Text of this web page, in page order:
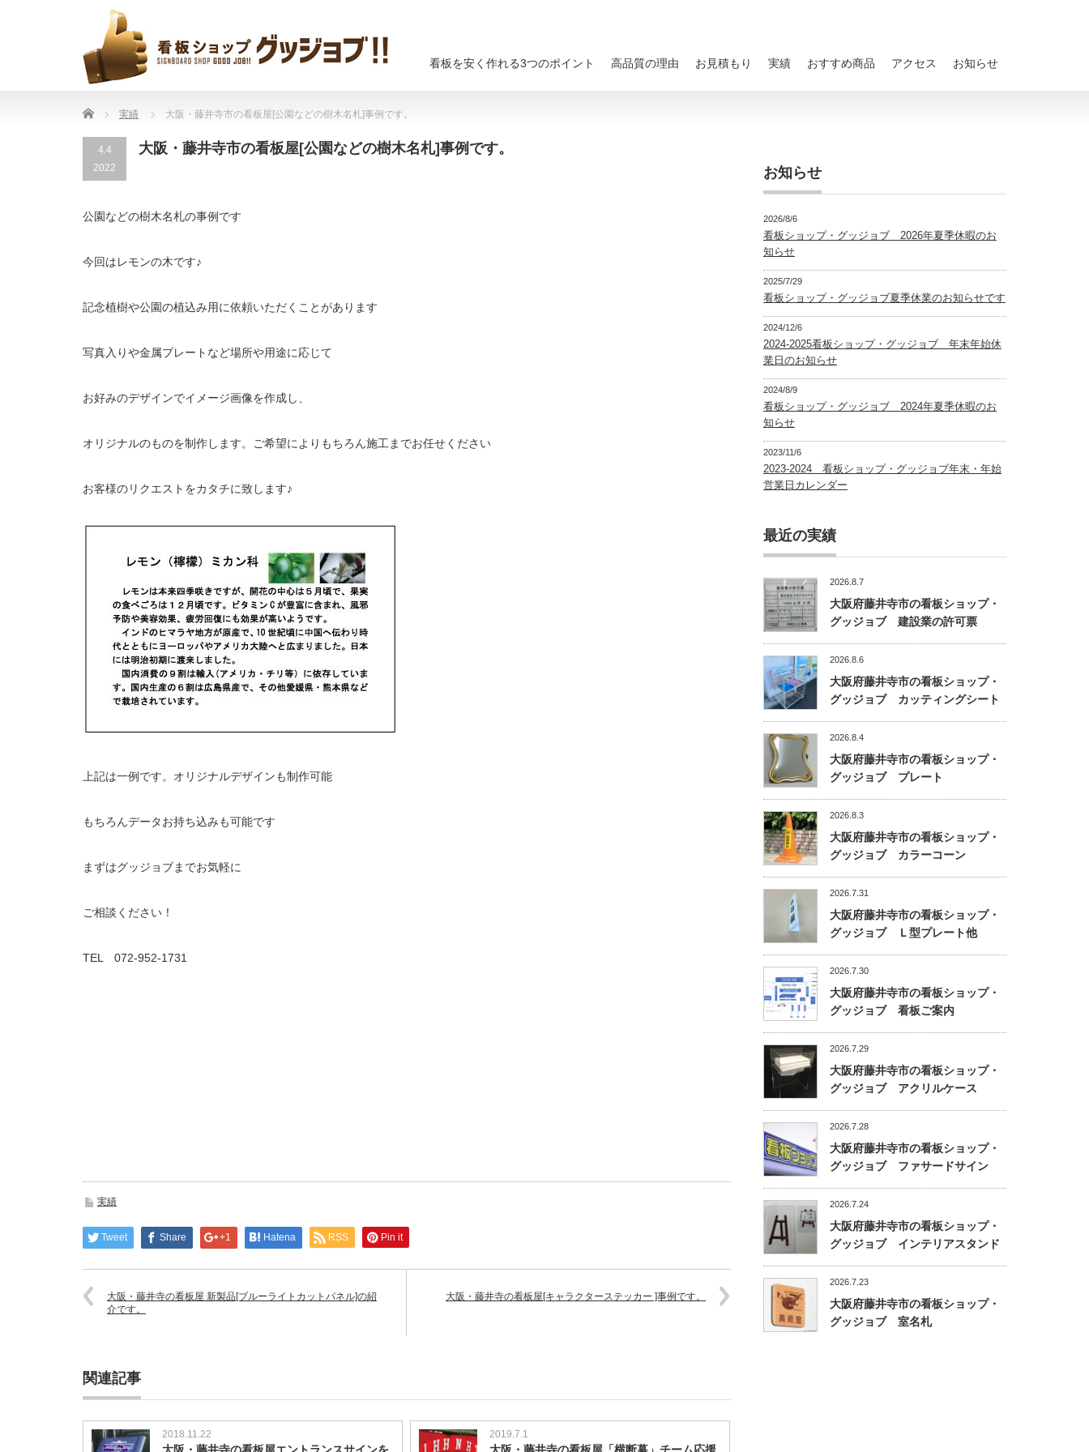
看板を安く作れる3つのポイント 高品質の理由 お見積もり 実績 おすすめ商品 アクセス お知らせ
Home 実績 大阪・藤井寺市の看板屋[公園などの樹木名札]事例です。
4.4
2022
大阪・藤井寺市の看板屋[公園などの樹木名札]事例です。
公園などの樹木名札の事例です
今回はレモンの木です♪
記念植樹や公園の植込み用に依頼いただくことがあります
写真入りや金属プレートなど場所や用途に応じて
お好みのデザインでイメージ画像を作成し、
オリジナルのものを制作します。ご希望によりもちろん施工までお任せください
お客様のリクエストをカタチに致します♪
上記は一例です。オリジナルデザインも制作可能
もちろんデータお持ち込みも可能です
まずはグッジョブまでお気軽に
ご相談ください！
TEL 072-952-1731
実績
Tweet Share +1 Hatena RSS Pin it
大阪・藤井寺の看板屋 新製品[ブルーライトカットパネル]の紹
介です。
大阪・藤井寺の看板屋[キャラクターステッカー ]事例です。
関連記事
2018.11.22 2019.7.1
お知らせ
2026/8/6
看板ショップ・グッジョブ 2026年夏季休暇のお
知らせ
2025/7/29
看板ショップ・グッジョブ夏季休業のお知らせです
2024/12/6
2024-2025看板ショップ・グッジョブ 年末年始休
業日のお知らせ
2024/8/9
看板ショップ・グッジョブ 2024年夏季休暇のお
知らせ
2023/11/6
2023-2024 看板ショップ・グッジョブ年末・年始
営業日カレンダー
最近の実績
2026.8.7
大阪府藤井寺市の看板ショップ・
グッジョブ 建設業の許可票
2026.8.6
大阪府藤井寺市の看板ショップ・
グッジョブ カッティングシート
2026.8.4
大阪府藤井寺市の看板ショップ・
グッジョブ プレート
2026.8.3
大阪府藤井寺市の看板ショップ・
グッジョブ カラーコーン
2026.7.31
大阪府藤井寺市の看板ショップ・
グッジョブ Ｌ型プレート他
2026.7.30
大阪府藤井寺市の看板ショップ・
グッジョブ 看板ご案内
2026.7.29
大阪府藤井寺市の看板ショップ・
グッジョブ アクリルケース
2026.7.28
大阪府藤井寺市の看板ショップ・
グッジョブ ファサードサイン
2026.7.24
大阪府藤井寺市の看板ショップ・
グッジョブ インテリアスタンド
2026.7.23
大阪府藤井寺市の看板ショップ・
グッジョブ 室名札